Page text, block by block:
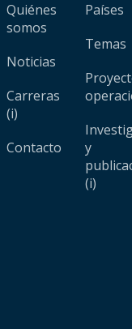
Quiénes
somos
Noticias
Carreras
(i)
Contacto
Países
Temas
y
(i)